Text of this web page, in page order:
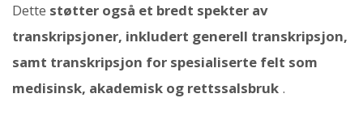
Dette støtter også et bredt spekter av
transkripsjoner, inkludert generell transkripsjon,
samt transkripsjon for spesialiserte felt som
medisinsk, akademisk og rettssalsbruk .